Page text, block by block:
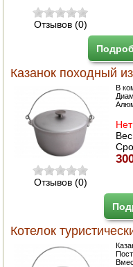
Отзывов (0)
Казанок походный
Отзывов (0)
В
Котелок